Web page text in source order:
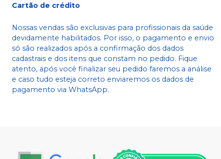
Cartão de crédito
Nossas vendas são exclusivas para profissionais da saúde
devidamente habilitados. Por isso, o pagamento e envio
só são realizados após a confirmação dos dados
cadastrais e dos itens que constam no pedido. Fique
atento, após você finalizar seu pedido faremos a análise
e caso tudo esteja correto enviaremos os dados de
pagamento via WhatsApp.